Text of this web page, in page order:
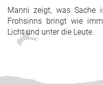
Manni zeigt, was Sache
Frohsinns bringt wie
Licht und unter die Leute.